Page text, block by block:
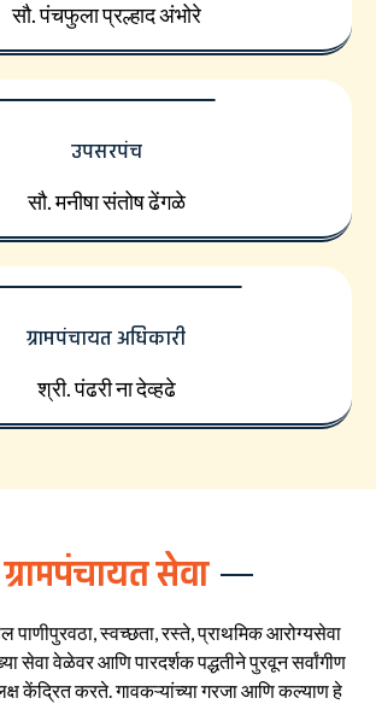
सौ. पंचफुला प्रल्हाद अंभोरे
उपसरपंच
सौ. मनीषा संतोष ढेंगळे
ग्रामपंचायत अधिकारी
श्री. पंढरी ना देव्हढे
ग्रामपंचायत सेवा
पाणीपुरवठा, स्वच्छता, रस्ते, प्राथमिक आरोग्यसेवा
सेवा वेळेवर आणि पारदर्शक पद्धतीने पुरवून सर्वांगीण
केंद्रित करते. गावकऱ्यांच्या गरजा आणि कल्याण हे